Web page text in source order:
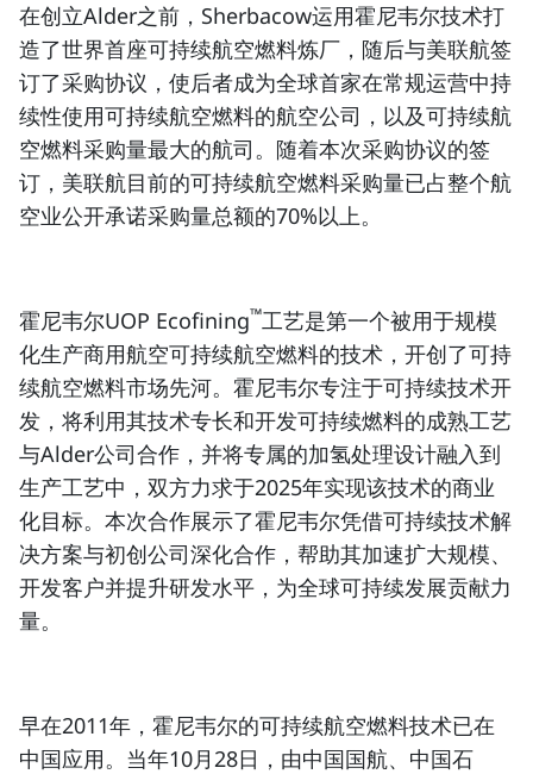
在创立Alder之前，Sherbacow运用霍尼韦尔技术打
造了世界首座可持续航空燃料炼厂，随后与美联航签
订了采购协议，使后者成为全球首家在常规运营中持
续性使用可持续航空燃料的航空公司，以及可持续航
空燃料采购量最大的航司。随着本次采购协议的签
订，美联航目前的可持续航空燃料采购量已占整个航
空业公开承诺采购量总额的70%以上。
霍尼韦尔UOP Ecofining™工艺是第一个被用于规模
化生产商用航空可持续航空燃料的技术，开创了可持
续航空燃料市场先河。霍尼韦尔专注于可持续技术开
发，将利用其技术专长和开发可持续燃料的成熟工艺
与Alder公司合作，并将专属的加氢处理设计融入到
生产工艺中，双方力求于2025年实现该技术的商业
化目标。本次合作展示了霍尼韦尔凭借可持续技术解
决方案与初创公司深化合作，帮助其加速扩大规模、
开发客户并提升研发水平，为全球可持续发展贡献力
量。
早在2011年，霍尼韦尔的可持续航空燃料技术已在
中国应用。当年10月28日，由中国国航、中国石